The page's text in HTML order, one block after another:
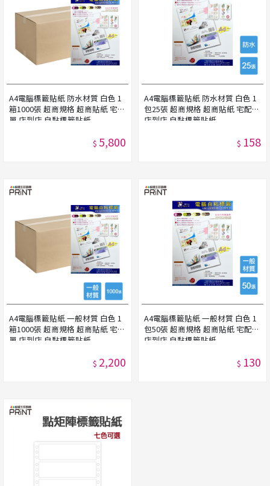
A4電腦標籤貼紙 防水材質 白色 1
箱1000張 超商規格 超商貼紙 宅配
單 店到店 自黏標籤貼紙
$ 5,800
A4電腦標籤貼紙 防水材質 白色 1
包25張 超商規格 超商貼紙 宅配單
店到店 自黏標籤貼紙
$ 158
A4電腦標籤貼紙 一般材質 白色 1
箱1000張 超商規格 超商貼紙 宅配
單 店到店 自黏標籤貼紙
$ 2,200
A4電腦標籤貼紙 一般材質 白色 1
包50張 超商規格 超商貼紙 宅配單
店到店 自黏標籤貼紙
$ 130